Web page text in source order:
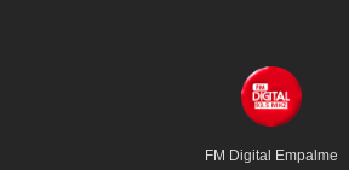
FM Digital Empalme